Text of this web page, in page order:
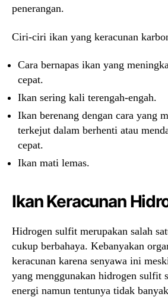
penerangan.
Ciri-ciri ikan yang keracunan
Cara bernapas ikan yang
cepat.
Ikan sering kali terengah-engah.
Ikan berenang dengan cara yang
terkejut dalam berhenti atau
cepat.
Ikan mati lemas.
Ikan Keracunan
Hidrogen sulfit merupakan salah
cukup berbahaya. Kebanyakan
keracunan karena senyawa ini
yang menggunakan hidrogen sulfit
energi namun tentunya tidak